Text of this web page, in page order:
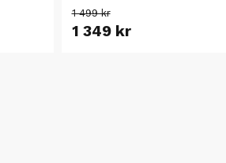
1 499 kr
1 349 kr